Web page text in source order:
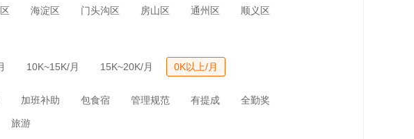
海淀区 门头沟区 房山区 通州区 顺义区
10K~15K/月 15K~20K/月 0K以上/月
加班补助 包食宿 管理规范 有提成 全勤奖
旅游